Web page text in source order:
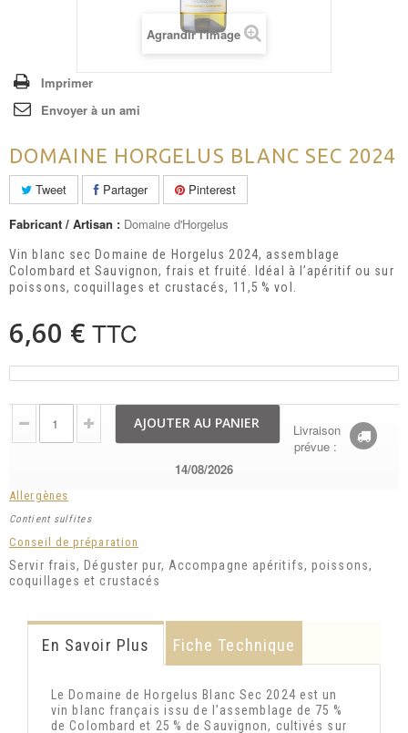
Agrandir l'image
Imprimer
Envoyer à un ami
DOMAINE HORGELUS BLANC SEC 2024
Tweet Partager
Pinterest
Fabricant / Artisan : Domaine d'Horgelus
Vin blanc sec Domaine de Horgelus 2024, assemblage
Colombard et Sauvignon, frais et fruité. Idéal à l’apéritif ou sur
poissons, coquillages et crustacés, 11,5 % vol.
6,60 € TTC
AJOUTER AU PANIER
Livraison
prévue :
14/08/2026
Allergènes
Contient sulfites
Conseil de préparation
Servir frais, Déguster pur, Accompagne apéritifs, poissons,
coquillages et crustacés
En Savoir Plus Fiche Technique
Le Domaine de Horgelus Blanc Sec 2024 est un
vin blanc français issu de l’assemblage de 75 %
de Colombard et 25 % de Sauvignon, cultivés sur